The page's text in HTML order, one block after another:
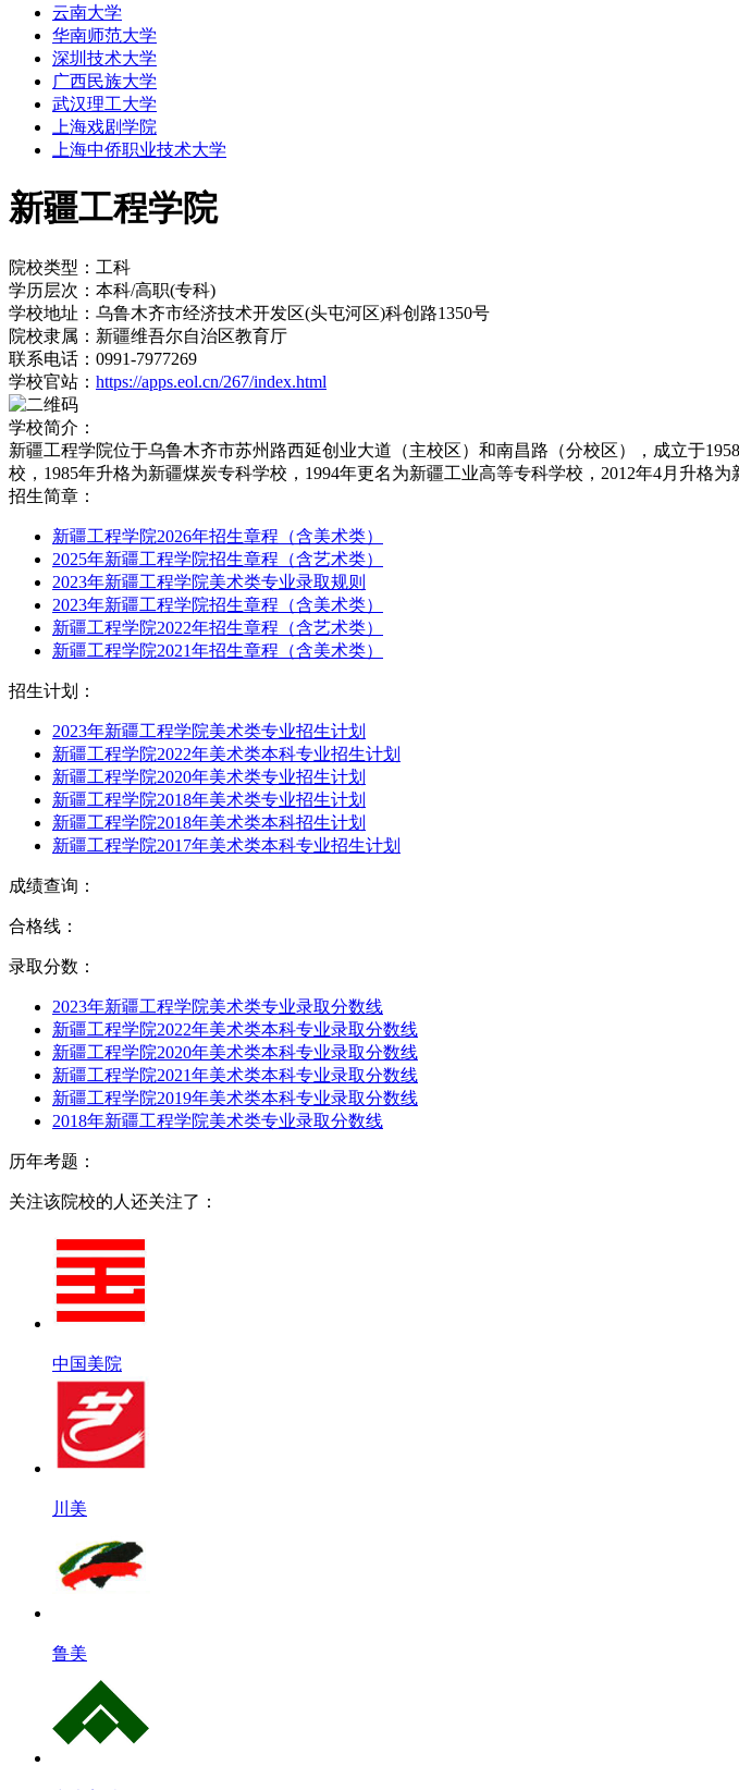
云南大学
华南师范大学
深圳技术大学
广西民族大学
武汉理工大学
上海戏剧学院
上海中侨职业技术大学
新疆工程学院
院校类型：工科
学历层次：本科/高职(专科)
学校地址：乌鲁木齐市经济技术开发区(头屯河区)科创路1350号
院校隶属：新疆维吾尔自治区教育厅
联系电话：0991-7977269
学校官站： https://apps.eol.cn/267/index.html
学校简介：
新疆工程学院位于乌鲁木齐市苏州路西延创业大道（主校区）和南昌路（分校区），成立于
校，1985年升格为新疆煤炭专科学校，1994年更名为新疆工业高等专科学校，2012年4月升格为
招生简章：
新疆工程学院2026年招生章程（含美术类）
2025年新疆工程学院招生章程（含艺术类）
2023年新疆工程学院美术类专业录取规则
2023年新疆工程学院招生章程（含美术类）
新疆工程学院2022年招生章程（含艺术类）
新疆工程学院2021年招生章程（含美术类）
招生计划：
2023年新疆工程学院美术类专业招生计划
新疆工程学院2022年美术类本科专业招生计划
新疆工程学院2020年美术类专业招生计划
新疆工程学院2018年美术类专业招生计划
新疆工程学院2018年美术类本科招生计划
新疆工程学院2017年美术类本科专业招生计划
成绩查询：
合格线：
录取分数：
2023年新疆工程学院美术类专业录取分数线
新疆工程学院2022年美术类本科专业录取分数线
新疆工程学院2020年美术类本科专业录取分数线
新疆工程学院2021年美术类本科专业录取分数线
新疆工程学院2019年美术类本科专业录取分数线
2018年新疆工程学院美术类专业录取分数线
历年考题：
关注该院校的人还关注了：
中国美院
川美
鲁美